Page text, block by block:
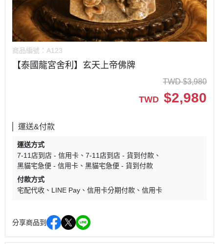
商品編號： A123
【泰國龍宮舍利】玄天上帝佛牌
TWD $3,980
TWD $2,980
運送&付款
運送方式
7-11店到店 - 信用卡
7-11店到店 - 貨到付款
黑貓宅急便 - 信用卡
黑貓宅急便 - 貨到付款
付款方式
宅配代收
LINE Pay 信用卡分期付款 信用卡
分享商品到